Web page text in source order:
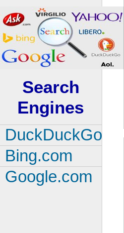
Search
Engines
DuckDuckGo
Bing.com
Google.com